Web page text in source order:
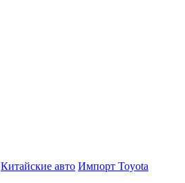
Китайские авто Импорт Toyota